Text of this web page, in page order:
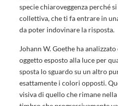
specie chiaroveggenza perché
collettiva, che ti fa entrare in
da poter indovinare la risposta.
Johann W. Goethe ha
oggetto esposto alla luce per
sposta lo sguardo su un altro
esattamente i colori opposti.
visiva di quello che rimane